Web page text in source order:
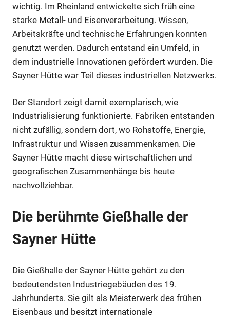
wichtig. Im Rheinland entwickelte sich früh eine
starke Metall- und Eisenverarbeitung. Wissen,
Arbeitskräfte und technische Erfahrungen konnten
genutzt werden. Dadurch entstand ein Umfeld, in
dem industrielle Innovationen gefördert wurden. Die
Sayner Hütte war Teil dieses industriellen Netzwerks.
Der Standort zeigt damit exemplarisch, wie
Industrialisierung funktionierte. Fabriken entstanden
nicht zufällig, sondern dort, wo Rohstoffe, Energie,
Infrastruktur und Wissen zusammenkamen. Die
Sayner Hütte macht diese wirtschaftlichen und
geografischen Zusammenhänge bis heute
nachvollziehbar.
Die berühmte Gießhalle der
Sayner Hütte
Die Gießhalle der Sayner Hütte gehört zu den
bedeutendsten Industriegebäuden des 19.
Jahrhunderts. Sie gilt als Meisterwerk des frühen
Eisenbaus und besitzt internationale